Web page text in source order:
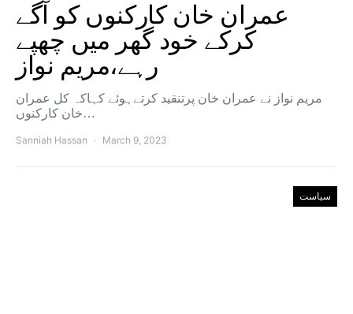
عمران خان کارکنوں کو آگے
کرکے خود گھر میں چھپے
رہے،مریم نواز
مریم نواز نے عمران خان پرتنقید کرتےہوئے کہاکہ کل عمران
خان کارکنوں…
Sanniah Hassan March 9, 2023
سیاست